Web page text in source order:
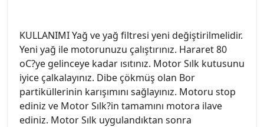
KULLANIMI Yağ ve yağ filtresi yeni değiştirilmelidir.
Yeni yağ ile motorunuzu çalıştırınız. Hararet 80
oC?ye gelinceye kadar ısıtınız. Motor Sılk kutusunu
iyice çalkalayınız. Dibe çökmüş olan Bor
partiküllerinin karışımını sağlayınız. Motoru stop
ediniz ve Motor Sılk?in tamamını motora ilave
ediniz. Motor Sılk uygulandıktan sonra